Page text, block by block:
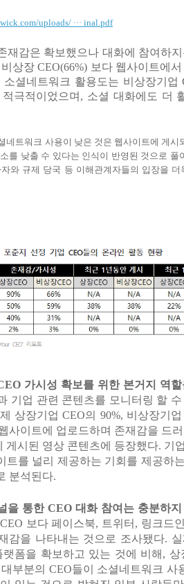
uploads/ ··· inal.pdf
재감은 확보했으나 대화에 참여하
상장 CEO(66%) 보다 웹사이트에
소셜네트워크 활용도는 비상장기업
극적이었으며 , 소셜 대화에도 더
네트워크 사용이 낮은 것은 웹사이트에 게시
를 낮출 수 있다는 인식이 반영된 것으로 풀
와 규제 당국 등 이해관계자들의 입장을 더
가시성 확보를 위한 본거지 역
기업 관련 콘텐츠를 모니터링 할
상장기업 CEO의 90%, 비상장기업
사이트에 업로드하며 존재감을 드
게시된 영상 콘텐츠에 등장했다. 기
트를 널리 제공하는 기회를 제공하
분석된다.
을 통한CEO 대화 참여는 충분하
CEO 보다 페이스북, 트위터 , 링크드
감을 나타내는 것으로 조사됐다.
랫폼을 확보하고 있는 것에 비해 , 상
부분의 CEO들이 소셜네트워크 사